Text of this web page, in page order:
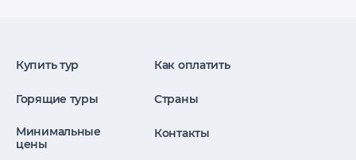
Купить тур
Горящие туры
Минимальные
цены
Как оплатить
Страны
Контакты